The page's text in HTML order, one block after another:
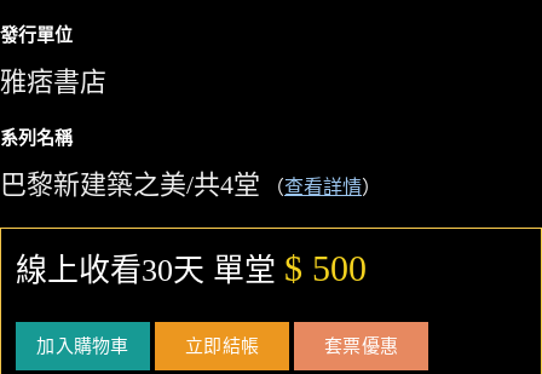
發行單位
雅痞書店
系列名稱
巴黎新建築之美/共4堂 （查看詳情）
線上收看30天 單堂 $ 500
加入購物車 立即結帳 套票優惠